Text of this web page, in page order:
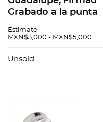
Grabado a la punta
cm
Estimate
MXN$3,000 - MXN$5,000
Unsold